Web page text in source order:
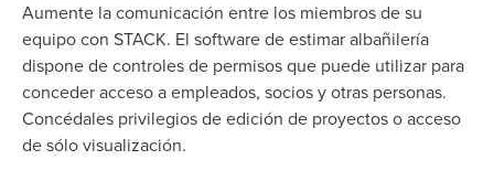
Aumente la comunicación entre los miembros de su
equipo con STACK. El software de estimar albañilería
dispone de controles de permisos que puede utilizar para
conceder acceso a empleados, socios y otras personas.
Concédales privilegios de edición de proyectos o acceso
de sólo visualización.